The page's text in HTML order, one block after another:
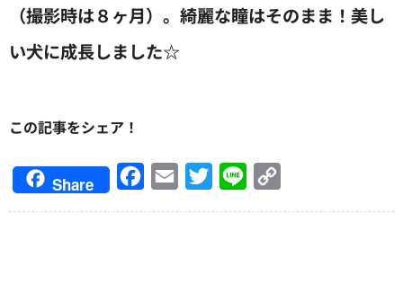
（撮影時は８ヶ月）。綺麗な瞳はそのまま！美し
い犬に成長しました☆
この記事をシェア！
Share Facebook
Email TwitterLine